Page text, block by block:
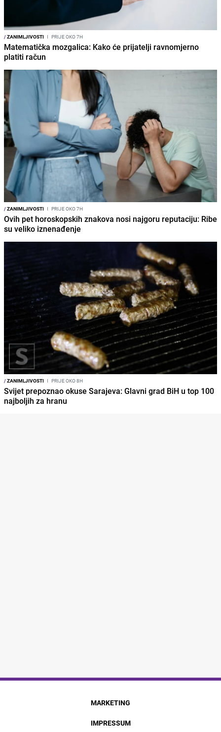
/ZANIMLJIVOSTI I PRIJE OKO 7H
Matematička mozgalica: Kako će prijatelji ravnomjerno
platiti račun
/ZANIMLJIVOSTI I PRIJE OKO 7H
Ovih pet horoskopskih znakova nosi najgoru reputaciju: Ribe
su veliko iznenađenje
/ZANIMLJIVOSTI I PRIJE OKO 8H
Svijet prepoznao okuse Sarajeva: Glavni grad BiH u top 100
najboljih za hranu
MARKETING
IMPRESSUM